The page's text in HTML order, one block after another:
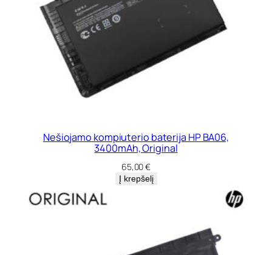
Nešiojamo kompiuterio baterija HP BA06,
3400mAh, Original
65,00€
Į krepšelį